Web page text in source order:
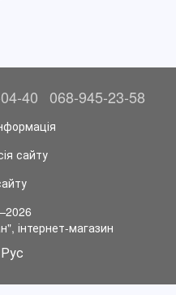
40 068-945-23-58
сайту
інтернет-магазин
Рус